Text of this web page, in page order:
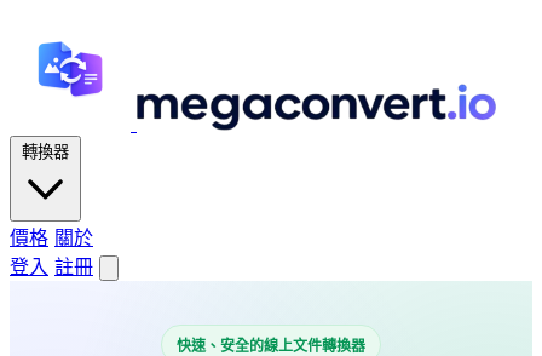
轉換器
價格 關於
登入 註冊
快速、安全的線上文件轉換器